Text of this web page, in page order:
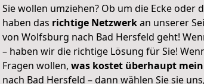
Sie wollen umziehen? Ob um die Ecke oder
haben das richtige Netzwerkan unserer
von Wolfsburg nach Bad Hersfeld geht!
– haben wir die richtige Lösung für Sie!
Fragen wollen, was kostet überhaupt
nach Bad Hersfeld – dann wählen Sie sie